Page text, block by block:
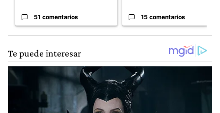
51 comentarios 15 comentarios